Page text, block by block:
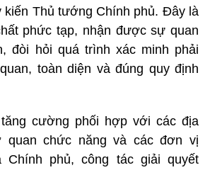
kiến Thủ tướng Chính phủ. Đây là
phức tạp, nhận được sự quan
đòi hỏi quá trình xác minh phải
toàn diện và đúng quy định
cường phối hợp với các địa
quan chức năng và các đơn vị
Chính phủ, công tác giải quyết